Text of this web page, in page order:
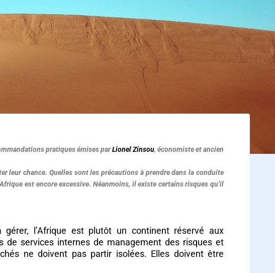
pratiques émises parLionel Zinsou, économiste et ancien
leur chance. Quelles sont les précautions à prendre dans la conduite
est encore excessive. Néanmoins, il existe certains risques qu’il
l’Afrique est plutôt un continent réservé aux
services internes de management des risques et
ne doivent pas partir isolées. Elles doivent être